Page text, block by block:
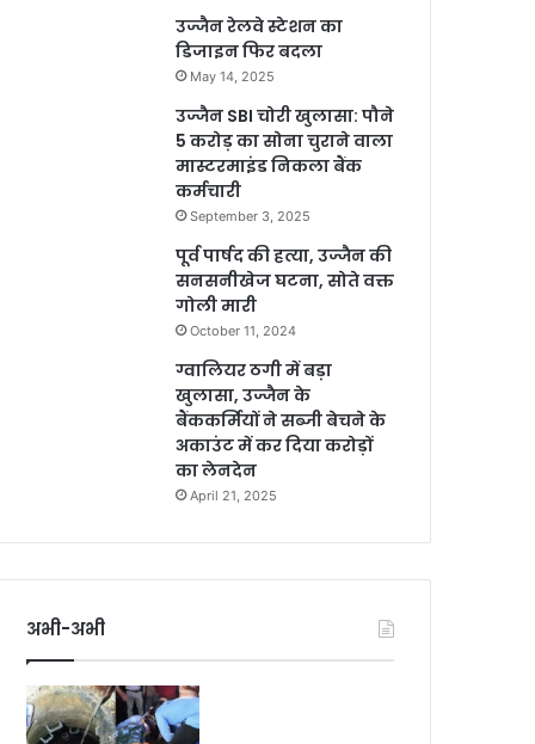
उज्जैन रेलवे स्टेशन का
डिजाइन फिर बदला
May 14, 2025
उज्जैन SBI चोरी खुलासा: पौने
5 करोड़ का सोना चुराने वाला
मास्टरमाइंड निकला बैंक
कर्मचारी
September 3, 2025
पूर्व पार्षद की हत्या, उज्जैन की
सनसनीखेज घटना, सोते वक्त
गोली मारी
October 11, 2024
ग्वालियर ठगी में बड़ा
खुलासा, उज्जैन के
बैंककर्मियों ने सब्जी बेचने के
अकाउंट में कर दिया करोड़ों
का लेनदेन
April 21, 2025
अभी-अभी